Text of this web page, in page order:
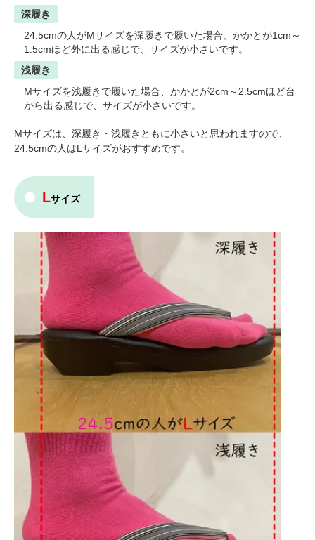
深履き
24.5cmの人がMサイズを深履きで履いた場合、かかとが1cm～
1.5cmほど外に出る感じで、サイズが小さいです。
浅履き
Mサイズを浅履きで履いた場合、かかとが2cm～2.5cmほど台
から出る感じで、サイズが小さいです。
Mサイズは、深履き・浅履きともに小さいと思われますので、
24.5cmの人はLサイズがおすすめです。
Lサイズ